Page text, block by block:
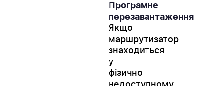
Програмне
перезавантаження
Якщо
маршрутизатор
знаходиться
у
фізично
недоступному